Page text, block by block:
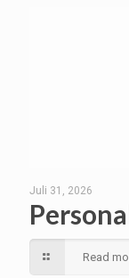
Juli 31, 2026
Read